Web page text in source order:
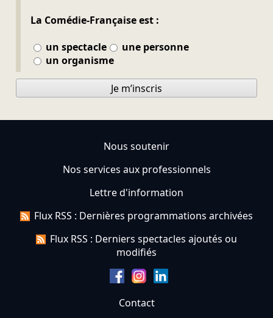
La Comédie-Française est :
un spectacle
une personne
un organisme
Je m’inscris
Nous soutenir
Nos services aux professionnels
Lettre d'information
Flux RSS : Dernières programmations archivées
Flux RSS : Derniers spectacles ajoutés ou
modifiés
Contact